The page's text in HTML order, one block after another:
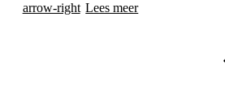
arrow-right Lees meer